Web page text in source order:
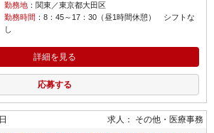
勤務地：関東／東京都大田区
勤務時間 ：8：45～17：30（昼1時間休憩） シフトな
し
詳細を見る
応募する
求人： その他
医療事務